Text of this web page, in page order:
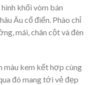
khối vòm bán
Âu cổ điển. Phào chỉ
mái, chân cột và đèn
màu kem kết hợp cùng
đó mang tới vẻ đẹp